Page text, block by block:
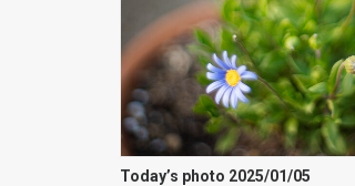
Today’s photo 2025/01/05